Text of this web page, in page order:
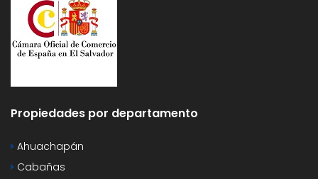
Propiedades por departamento
Ahuachapán
Cabañas